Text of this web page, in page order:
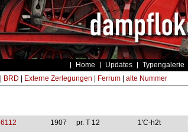
Home Updates Typengalerie
BRD Externe Zerlegungen Ferrum| alte Nummer
6112 1907 pr. T 12 1'C-h2t